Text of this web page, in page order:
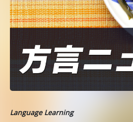
Language Learning